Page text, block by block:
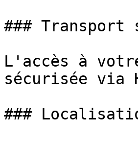
### Transport
L'accès à
sécurisée via
###